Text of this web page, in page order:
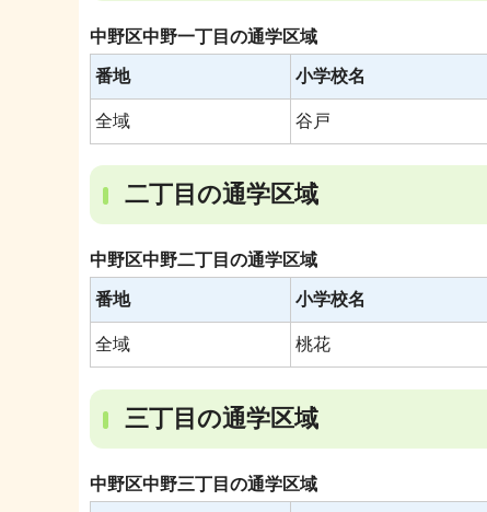
中野区中野一丁目の通学区域
番地 小学校名
全域 谷戸
二丁目の通学区域
中野区中野二丁目の通学区域
番地 小学校名
全域 桃花
三丁目の通学区域
中野区中野三丁目の通学区域
ら